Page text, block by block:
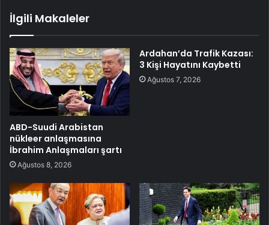
İlgili Makaleler
ABD-Suudi Arabistan
nükleer anlaşmasına
İbrahim Anlaşmaları şartı
Ağustos 8, 2026
Ardahan’da Trafik Kazası:
3 Kişi Hayatını Kaybetti
Ağustos 7, 2026